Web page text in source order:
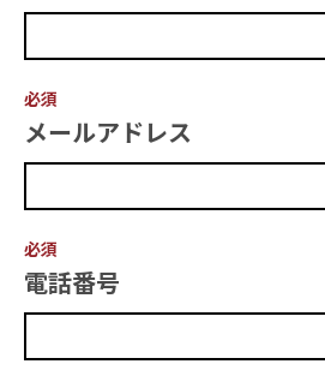
必須
メールアドレス
必須
電話番号